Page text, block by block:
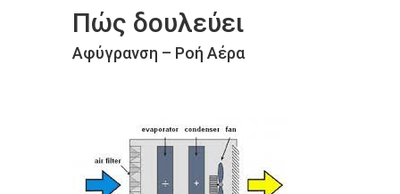
Πώς δουλεύει
Αφύγρανση – Ροή Αέρα